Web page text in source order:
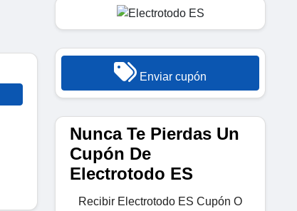
Enviar cupón
Nunca Te Pierdas Un
Cupón De
Electrotodo ES
Recibir Electrotodo ES Cupón O